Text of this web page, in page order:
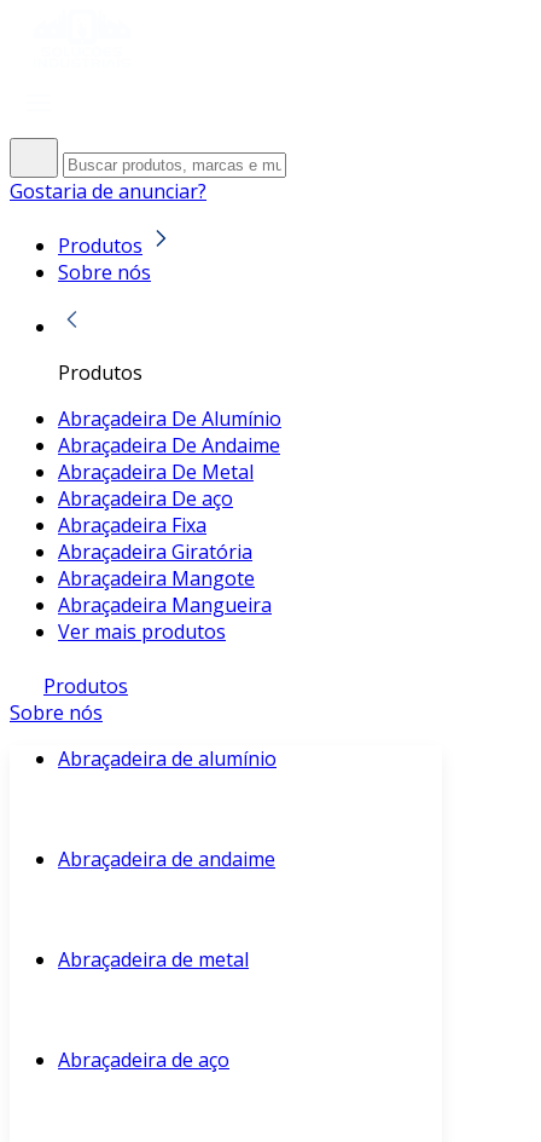
Gostaria de anunciar?
Produtos
Sobre nós
Produtos
Abraçadeira De Alumínio
Abraçadeira De Andaime
Abraçadeira De Metal
Abraçadeira De aço
Abraçadeira Fixa
Abraçadeira Giratória
Abraçadeira Mangote
Abraçadeira Mangueira
Ver mais produtos
Produtos
Sobre nós
Abraçadeira de alumínio
Abraçadeira de andaime
Abraçadeira de metal
Abraçadeira de aço